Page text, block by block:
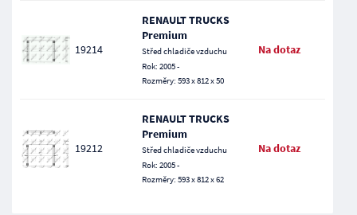
19214
RENAULT TRUCKS
Premium
Střed chladiče vzduchu
Rok: 2005 -
Rozměry: 593 x 812 x 50
Na dotaz
19212
RENAULT TRUCKS
Premium
Střed chladiče vzduchu
Rok: 2005 -
Rozměry: 593 x 812 x 62
Na dotaz